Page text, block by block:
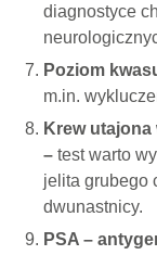
diagnostyce
Poziom
m.in.
Krew
–test warto
jelita grubego
dwunastnicy.
PSA –